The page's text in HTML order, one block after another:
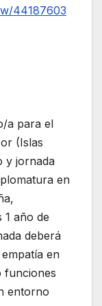
44187603
a para el
(Islas
y jornada
en
1 año de
deberá
en
funciones
entorno